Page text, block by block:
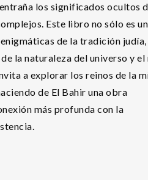
los significados ocultos
Este libro no sólo es
de la tradición
la naturaleza del universo y el
a explorar los reinos de la
de El Bahir una obra
más profunda con la